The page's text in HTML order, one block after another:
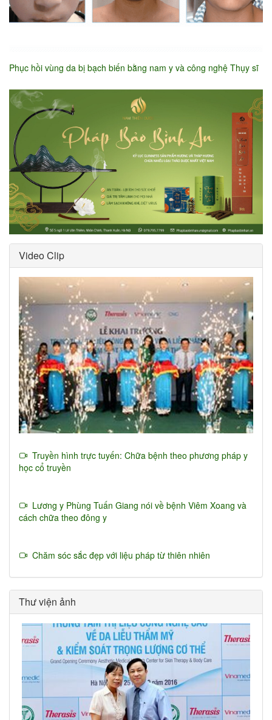
Phục hồi vùng da bị bạch biến bằng nam y và công nghệ Thụy sĩ
Video Clip
Truyền hình trực tuyến: Chữa bệnh theo phương pháp y
học cổ truyền
Lương y Phùng Tuấn Giang nói về bệnh Viêm Xoang và
cách chữa theo đông y
Chăm sóc sắc đẹp với liệu pháp từ thiên nhiên
Thư viện ảnh